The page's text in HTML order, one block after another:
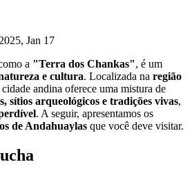
2025, Jan 17
a "Terra dos Chankas", é um
e cultura. Localizada na região
cidade andina oferece uma mistura de
sítios arqueológicos e tradições vivas,
. A seguir, apresentamos os
de Andahuaylas que você deve visitar.